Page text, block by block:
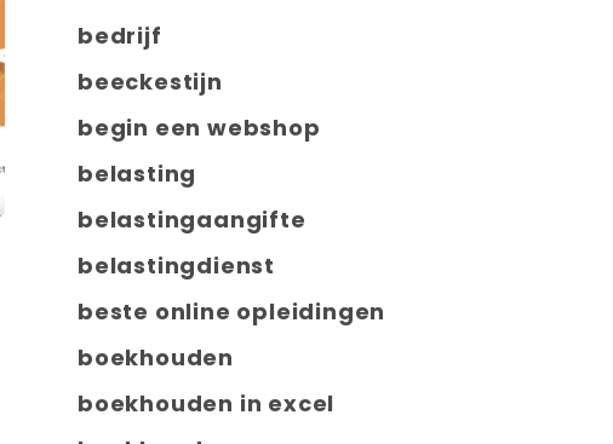
bedrijf
beeckestijn
begin een webshop
belasting
belastingaangifte
belastingdienst
beste online opleidingen
boekhouden
boekhouden in excel